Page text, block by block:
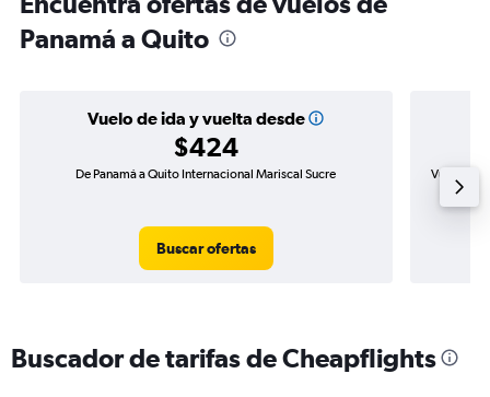
Panamá a Quito
Vuelo de ida y vuelta desde
$424
De Panamá a Quito Internacional Mariscal Sucre
Buscar ofertas
Vuelo de
Buscador de tarifas de Cheapflights